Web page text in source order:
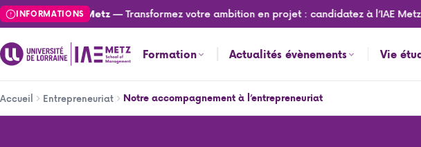
Aller
au
contenu
principal
INFORMATIONS
de l'IAE Metz — Transformez votre ambition en projet : candidatez à l’IAE Metz
Formation Actualités évènements Vie
d'Ariane
Accueil Entrepreneuriat Notre accompagnement à l’entrepreneuriat